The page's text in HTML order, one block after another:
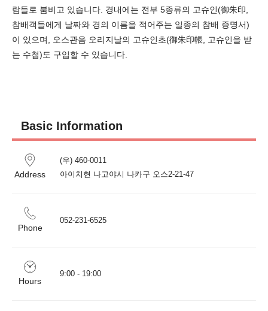
람들로 붐비고 있습니다. 경내에는 전부 5종류의 고슈인(御朱印,
참배객들에게 날짜와 경의 이름을 적어주는 일종의 참배 증명서)
이 있으며, 오스관음 오리지날의 고슈인초(御朱印帳, 고슈인을 받
는 수첩)도 구입할 수 있습니다.
Basic Information
Address
(우) 460-0011
아이치현 나고야시 나카구 오스2-21-47
Phone
052-231-6525
Hours
9:00 - 19:00